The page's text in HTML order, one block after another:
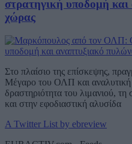
στρατηγική υποδομή
χώρας
Στο πλαίσιο της επίσκεψης,
Μέγαρο του ΟΛΠ και αναλυτική
δραστηριότητα του λιμανιού,
και στην εφοδιαστική αλυσίδα
A Twitter List by ebreview